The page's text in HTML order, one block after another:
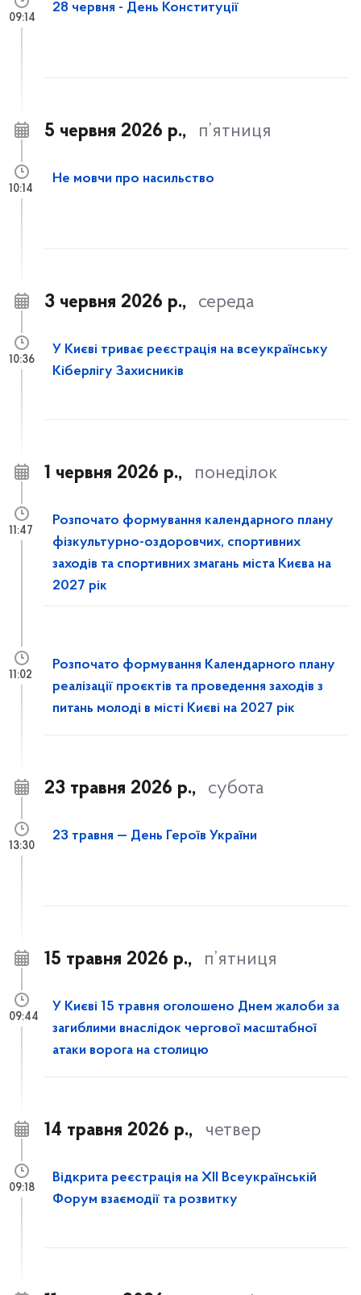
28 червня - День Конституції
09:14
5 червня 2026 р., п’ятниця
Не мовчи про насильство
10:14
3 червня 2026 р., середа
У Києві триває реєстрація на всеукраїнську
Кіберлігу Захисників
10:36
1 червня 2026 р., понеділок
Розпочато формування календарного плану
фізкультурно-оздоровчих, спортивних
заходів та спортивних змагань міста Києва на
2027 рік
11:47
Розпочато формування Календарного плану
реалізації проєктів та проведення заходів з
питань молоді в місті Києві на 2027 рік
11:02
23 травня 2026 р., субота
23 травня — День Героїв України
13:30
15 травня 2026 р., п’ятниця
У Києві 15 травня оголошено Днем жалоби за
загиблими внаслідок чергової масштабної
атаки ворога на столицю
09:44
14 травня 2026 р., четвер
Відкрита реєстрація на XII Всеукраїнській
Форум взаємодії та розвитку
09:18